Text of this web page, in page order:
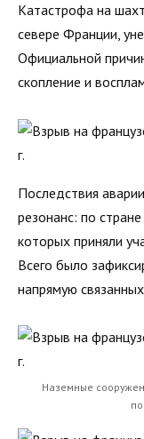
Катастрофа на
севере Франции,
Официальной
скопление и
Последствия
резонанс: по
которых приняли
Всего было
напрямую
Наземные